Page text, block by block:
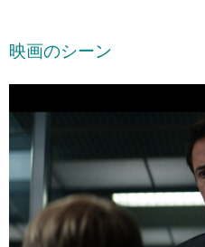
映画のシーン